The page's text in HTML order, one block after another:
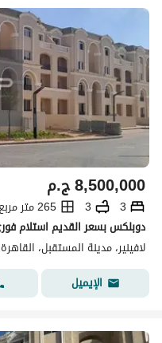
ج.م8,500,000
3
3
265 متر مربع
لافينير، مدينة المستقبل، القاهرة
الإيميل